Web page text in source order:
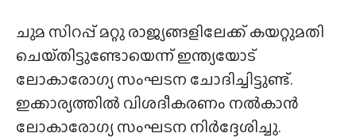
ചുമ സിറപ്പ് മറ്റു രാജ്യങ്ങളിലേക്ക് കയറ്റുമതി
ചെയ്‌തിട്ടുണ്ടോയെന്ന് ഇന്ത്യയോട്
ലോകാരോഗ്യ സംഘടന ചോദിച്ചിട്ടുണ്ട്.
ഇക്കാര്യത്തിൽ വിശദീകരണം നൽകാൻ
ലോകാരോഗ്യ സംഘടന നിർദ്ദേശിച്ചു.